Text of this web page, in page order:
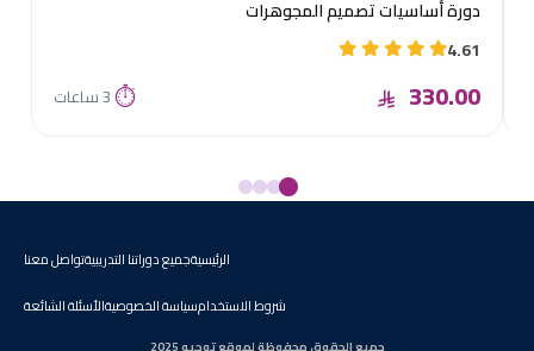
دورة أساسيات تصميم المجوهرات
4.61
330.00
⏱3 ساعات
الرئيسيةجميع دوراتنا التدريبيةتواصل معنا
شروط الاستخدامسياسة الخصوصيةالأسئلة الشائعة